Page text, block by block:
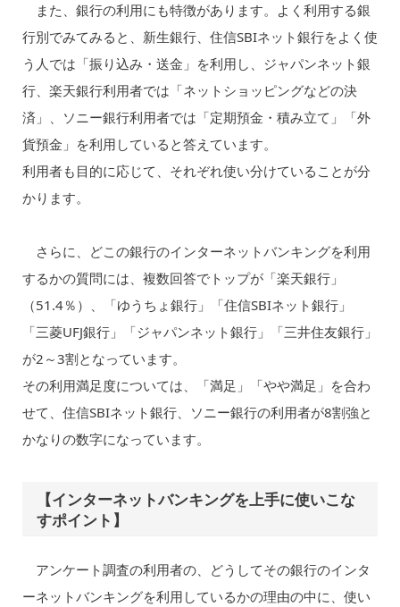
また、銀行の利用にも特徴があります。よく利用する銀
行別でみてみると、新生銀行、住信SBIネット銀行をよく使
う人では「振り込み・送金」を利用し、ジャパンネット銀
行、楽天銀行利用者では「ネットショッピングなどの決
済」、ソニー銀行利用者では「定期預金・積み立て」「外
貨預金」を利用していると答えています。
利用者も目的に応じて、それぞれ使い分けていることが分
かります。
さらに、どこの銀行のインターネットバンキングを利用
するかの質問には、複数回答でトップが「楽天銀行」
（51.4％）、「ゆうちょ銀行」「住信SBIネット銀行」
「三菱UFJ銀行」「ジャパンネット銀行」「三井住友銀行」
が2～3割となっています。
その利用満足度については、「満足」「やや満足」を合わ
せて、住信SBIネット銀行、ソニー銀行の利用者が8割強と
かなりの数字になっています。
【インターネットバンキングを上手に使いこな
すポイント】
アンケート調査の利用者の、どうしてその銀行のインタ
ーネットバンキングを利用しているかの理由の中に、使い